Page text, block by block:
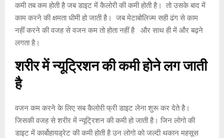
कमी तब कम होती है जब डाइट में कैलोरी की कमी होती है। तो उसके बाद में
काम करने की क्षमता धीमी हो जाती है। जब मेटाबोलिज्म सही ढंग से काम
नहीं करने की वजह से वजन कम तो होता नहीं है और साथ ही में और बढ़ने
लगता है।
शरीरमेंन्यूट्रिशनकीकमीहोनेलगजाती
है
वजन कम करने के लिए सब कैलोरी फ्री डाइट लेना शुरू कर देते है।
जिसकी वजह से शरीर में न्यूट्रिशन की कमी हो जाती है। जिन लोगो की
डाइट में कार्बोहायड्रेट की कमी होती है उन लोगो को जल्दी थकान महसूस